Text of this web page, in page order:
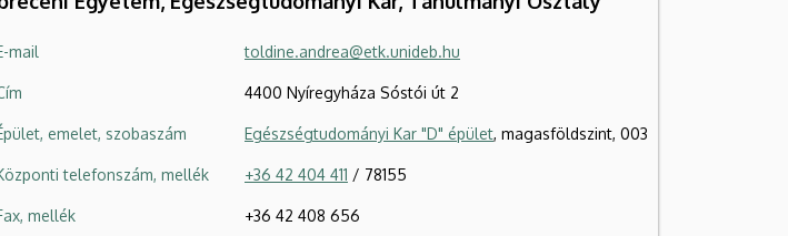
mail toldine.andrea@etk.unideb.hu
4400 Nyíregyháza Sóstói út 2
emelet, szobaszám Egészségtudományi Kar "D" épület, magasföldszint, 003
telefonszám, mellék +36 42 404 411 / 78155
mellék +36 42 408 656